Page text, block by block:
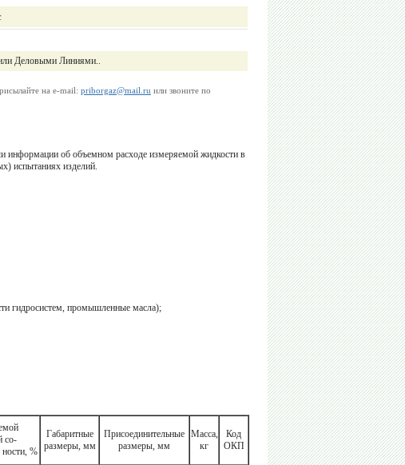
Деловыми Линиями..
на e-mail: priborgaz@mail.ru или звоните по
информации об объемном расходе измеряемой жидкости в
испытаниях изделий.
гидросистем, промышленные масла);
со-
%
Габаритные
размеры, мм
Присоединительные
размеры, мм
Масса,
кг
Код
ОКП